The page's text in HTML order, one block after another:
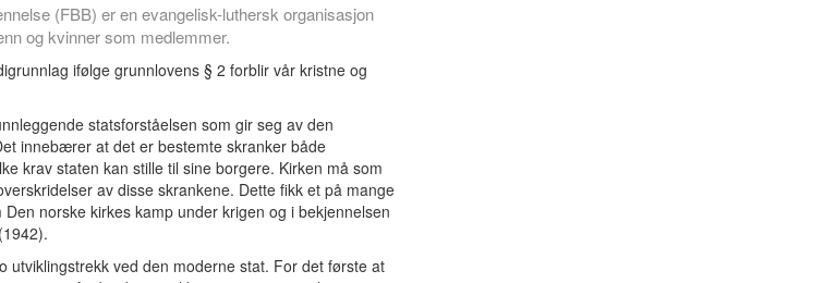
(FBB) er en evangelisk-luthersk organisasjon
og kvinner som medlemmer.
ifølge grunnlovens § 2 forblir vår kristne og
statsforståelsen som gir seg av den
innebærer at det er bestemte skranker både
krav staten kan stille til sine borgere. Kirken må som
av disse skrankene. Dette fikk et på mange
norske kirkes kamp under krigen og i bekjennelsen
utviklingstrekk ved den moderne stat. For det første at